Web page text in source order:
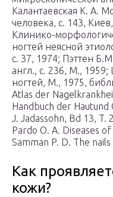
Калантаевская К. А.
человека, с. 143,
Клинико-
ногтей неясной
с. 37, 1974; Пэттен
англ., с. 236, М.,
ногтей, М., 1975,
Atlas der
Handbuch der
J. Jadassohn, Bd 13, T.
Pardo O. A. Diseases
Samman P. D. The
Как
кожи?